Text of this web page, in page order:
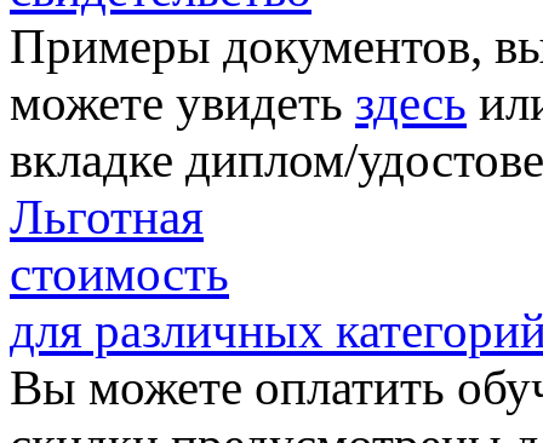
Примеры документов,
можете увидеть здесь
вкладке диплом/
Льготная
стоимость
для различных
Вы можете оплатить